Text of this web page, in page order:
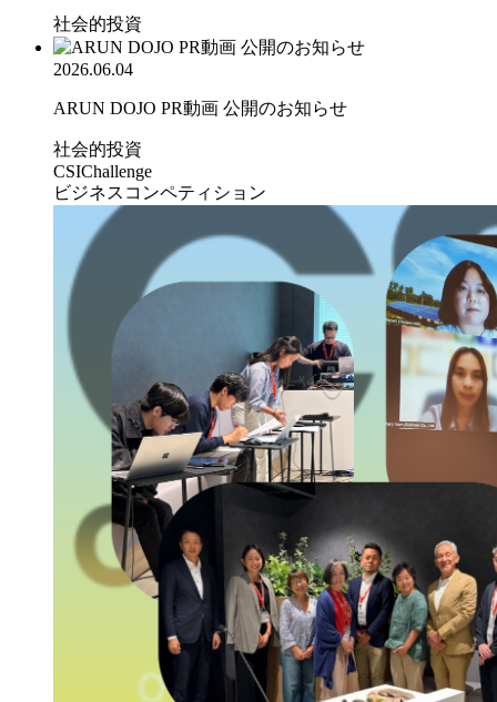
社会的投資
2026.06.04
ARUN DOJO PR動画 公開のお知らせ
社会的投資
CSIChallenge
ビジネスコンペティション